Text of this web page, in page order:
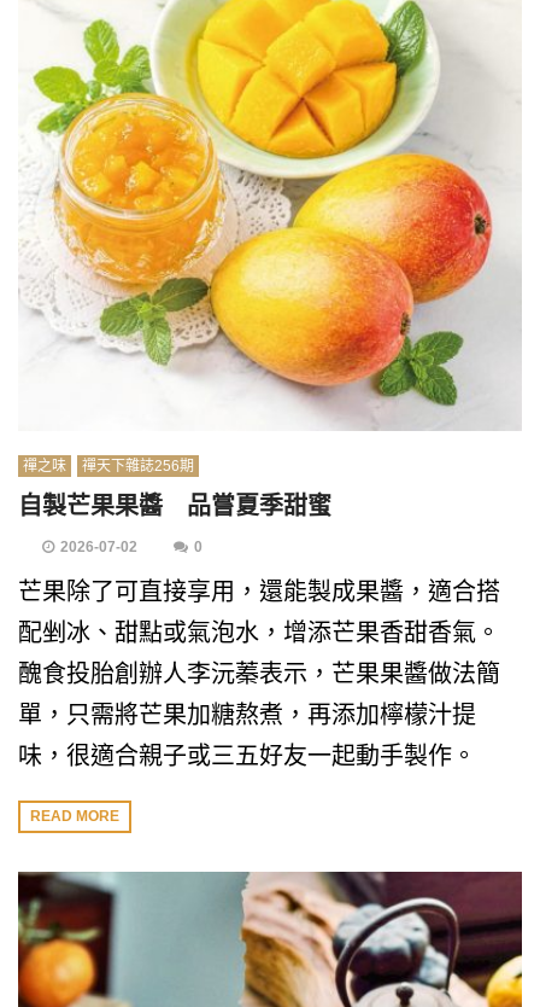
禪之味 禪天下雜誌256期
自製芒果果醬 品嘗夏季甜蜜
2026-07-02 0
芒果除了可直接享用，還能製成果醬，適合搭
配剉冰、甜點或氣泡水，增添芒果香甜香氣。
醜食投胎創辦人李沅蓁表示，芒果果醬做法簡
單，只需將芒果加糖熬煮，再添加檸檬汁提
味，很適合親子或三五好友一起動手製作。
READ MORE